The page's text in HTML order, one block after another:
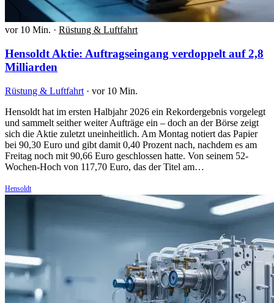
vor 10 Min. · Rüstung & Luftfahrt
Hensoldt Aktie: Auftragseingang verdoppelt auf 2,8
Milliarden
Rüstung & Luftfahrt · vor 10 Min.
Hensoldt hat im ersten Halbjahr 2026 ein Rekordergebnis vorgelegt
und sammelt seither weiter Aufträge ein – doch an der Börse zeigt
sich die Aktie zuletzt uneinheitlich. Am Montag notiert das Papier
bei 90,30 Euro und gibt damit 0,40 Prozent nach, nachdem es am
Freitag noch mit 90,66 Euro geschlossen hatte. Von seinem 52-
Wochen-Hoch von 117,70 Euro, das der Titel am…
Hensoldt